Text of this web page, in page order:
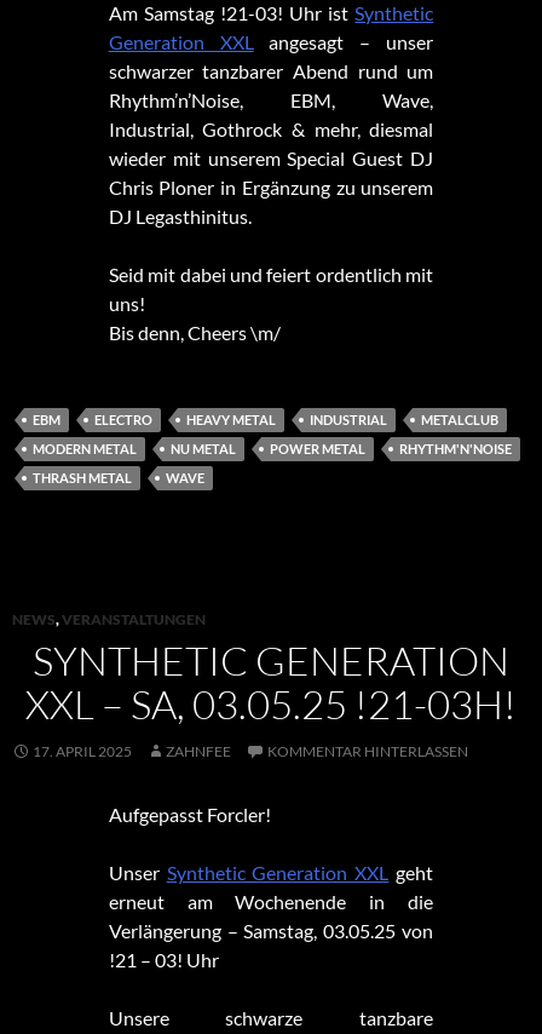
Am Samstag !21-03! Uhr istSynthetic
Generation XXLangesagt – unser
schwarzer tanzbarer Abend rund um
Rhythm’n’Noise, EBM, Wave,
Industrial, Gothrock & mehr, diesmal
wieder mit unserem Special Guest DJ
Chris Ploner in Ergänzung zu unserem
DJ Legasthinitus.
Seid mit dabei und feiert ordentlich mit
uns!
Bis denn, Cheers \m/
EBM ELECTRO HEAVY METAL INDUSTRIAL
METALCLUB
MODERN METAL
NU METAL POWER METAL
RHYTHM'N'NOISE
THRASH METAL
WAVE
NEWS,VERANSTALTUNGEN
SYNTHETIC GENERATION
XXL – SA, 03.05.25 !21-03H!
17. APRIL 2025 ZAHNFEE KOMMENTAR HINTERLASSEN
Aufgepasst Forcler!
Unser Synthetic Generation XXL geht
erneut am Wochenende in die
Verlängerung – Samstag, 03.05.25 von
!21 – 03! Uhr
Unsere schwarze tanzbare